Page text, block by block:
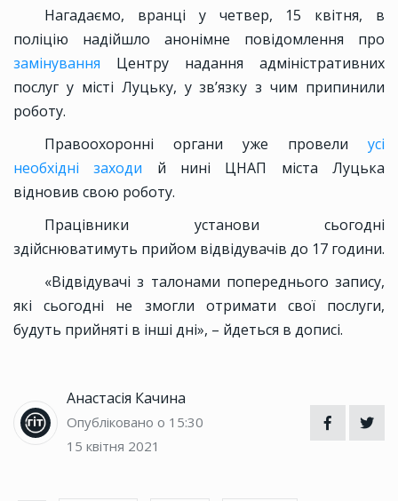
Нагадаємо, вранці у четвер, 15 квітня, в
поліцію надійшло анонімне повідомлення про
замінування Центру надання адміністративних
послуг у місті Луцьку, у зв’язку з чим припинили
роботу.
Правоохоронні органи уже провели усі
необхідні заходи й нині ЦНАП міста Луцька
відновив свою роботу.
Працівники установи сьогодні
здійснюватимуть прийом відвідувачів до 17 години.
«Відвідувачі з талонами попереднього запису,
які сьогодні не змогли отримати свої послуги,
будуть прийняті в інші дні», – йдеться в дописі.
Анастасія Качина
Опубліковано о 15:30
15 квітня 2021